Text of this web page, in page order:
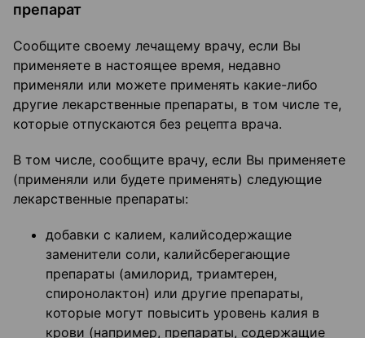
препарат
Сообщите своему лечащему врачу, если Вы
применяете в настоящее время, недавно
применяли или можете применять какие-либо
другие лекарственные препараты, в том числе те,
которые отпускаются без рецепта врача.
В том числе, сообщите врачу, если Вы применяете
(применяли или будете применять) следующие
лекарственные препараты:
добавки с калием, калийсодержащие
заменители соли, калийсберегающие
препараты (амилорид, триамтерен,
спиронолактон) или другие препараты,
которые могут повысить уровень калия в
крови (например, препараты, содержащие